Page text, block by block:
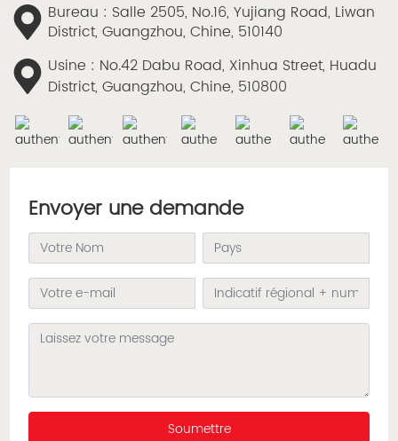
Bureau : Salle 2505, No.16, Yujiang Road, Liwan
District, Guangzhou, Chine, 510140
Usine : No.42 Dabu Road, Xinhua Street, Huadu
District, Guangzhou, Chine, 510800
Envoyer une demande
Soumettre